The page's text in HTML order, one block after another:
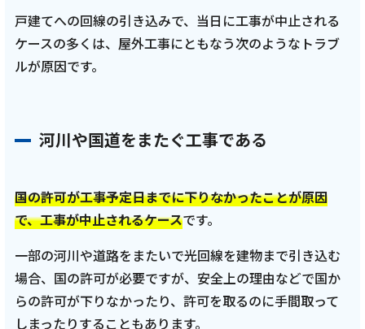
戸建てへの回線の引き込みで、当日に工事が中止される
ケースの多くは、屋外工事にともなう次のようなトラブ
ルが原因です。
河川や国道をまたぐ工事である
国の許可が工事予定日までに下りなかったことが原因
で、工事が中止されるケースです。
一部の河川や道路をまたいで光回線を建物まで引き込む
場合、国の許可が必要ですが、安全上の理由などで国か
らの許可が下りなかったり、許可を取るのに手間取って
しまったりすることもあります。